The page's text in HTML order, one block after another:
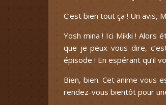
C’est bien tout ça ! Un avis,
Yosh mina ! Ici Mikki ! Alors
que je peux vous dire,
épisode ! En espérant qu’il
Bien, bien. Cet anime vous
rendez-vous bientôt pour